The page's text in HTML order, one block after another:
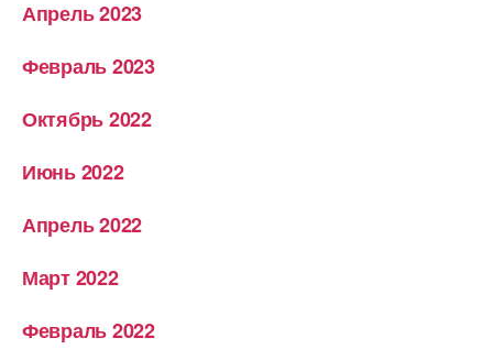
Апрель 2023
Февраль 2023
Октябрь 2022
Июнь 2022
Апрель 2022
Март 2022
Февраль 2022